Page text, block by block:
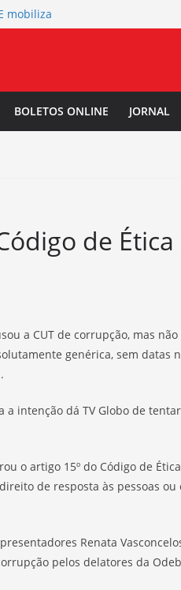
mobiliza
a
BOLETOS ONLINE JORNAL
de
a CUT de corrupção, mas
genérica, sem datas
a intenção dá TV Globo de
o artigo 15º do Código de
de resposta às pessoas
Renata
pelos delatores da